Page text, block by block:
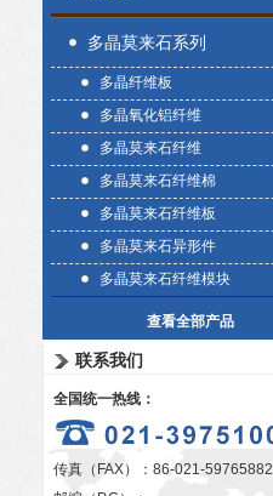
多晶莫来石系列
多晶纤维板
多晶氧化铝纤维
多晶莫来石纤维
多晶莫来石纤维棉
多晶莫来石纤维板
多晶莫来石异形件
多晶莫来石纤维模块
查看全部产品
联系我们
全国统一热线：
传真（FAX）：86-021-59765882